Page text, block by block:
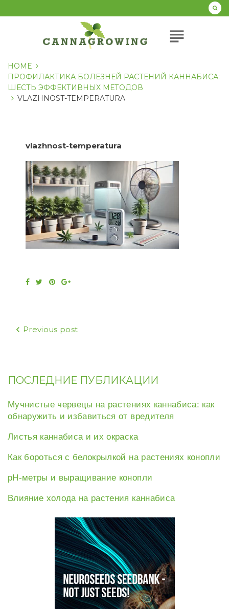
к
subject
HOME
ПРОФИЛАКТИКА БОЛЕЗНЕЙ РАСТЕНИЙ КАННАБИСА:
ШЕСТЬ ЭФФЕКТИВНЫХ МЕТОДОВ
VLAZHNOST-TEMPERATURA
vlazhnost-temperatura
Facebook
TwitterPinterestGoogle+
Навигация
Previous post
ПОСЛЕДНИЕ ПУБЛИКАЦИИ
Мучнистые червецы на растениях каннабиса: как
обнаружить и избавиться от вредителя
Листья каннабиса и их окраска
Как бороться с белокрылкой на растениях конопли
рН-метры и выращивание конопли
Влияние холода на растения каннабиса